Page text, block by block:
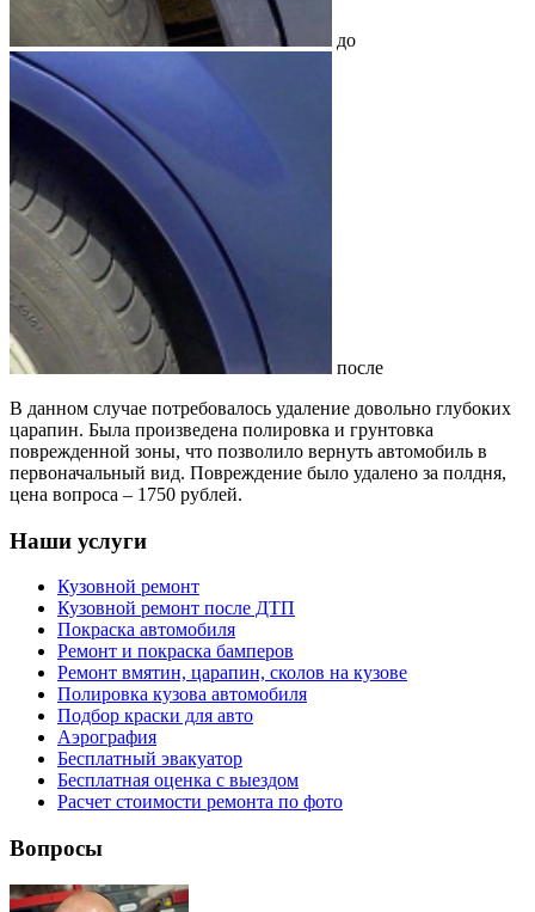
до
после
В данном случае потребовалось удаление довольно глубоких
царапин. Была произведена полировка и грунтовка
поврежденной зоны, что позволило вернуть автомобиль в
первоначальный вид. Повреждение было удалено за полдня,
цена вопроса – 1750 рублей.
Наши услуги
Кузовной ремонт
Кузовной ремонт после ДТП
Покраска автомобиля
Ремонт и покраска бамперов
Ремонт вмятин, царапин, сколов на кузове
Полировка кузова автомобиля
Подбор краски для авто
Аэрография
Бесплатный эвакуатор
Бесплатная оценка с выездом
Расчет стоимости ремонта по фото
Вопросы